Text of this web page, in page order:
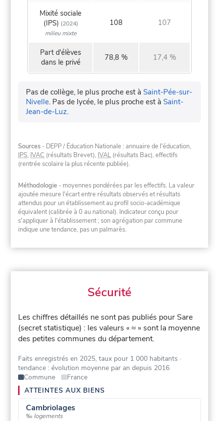
Mixité sociale
(IPS) (2024)
milieu mixte
108 107
Part d'élèves
dans le privé
78,8 % 17,4 %
Pas de collège, le plus proche est àSaint-Pée-sur-
Nivelle. Pas de lycée, le plus proche est àSaint-
Jean-de-Luz.
Sources - DEPP / Éducation Nationale : annuaire de l'éducation,
IPS, IVAC (résultats Brevet), IVAL (résultats Bac), effectifs
(rentrée scolaire la plus récente publiée).
Méthodologie - moyennes pondérées par les effectifs. La valeur
ajoutée mesure l'écart entre résultats observés et résultats
attendus pour un établissement au profil socio-académique
équivalent (calibrée à 0 au national). Indicateur conçu pour
s'appliquer à l'établissement ; son agrégation par commune
indique une tendance, pas un palmarès.
Sécurité
Les chiffres détaillés ne sont pas publiés pour Sare
(secret statistique) : les valeurs « ≈ » sont la moyenne
des petites communes du département.
Faits enregistrés en 2025, taux pour 1 000 habitants ·
tendance : évolution moyenne par an depuis 2016
Commune
France
ATTEINTES AUX BIENS
Cambriolages
‰ logements